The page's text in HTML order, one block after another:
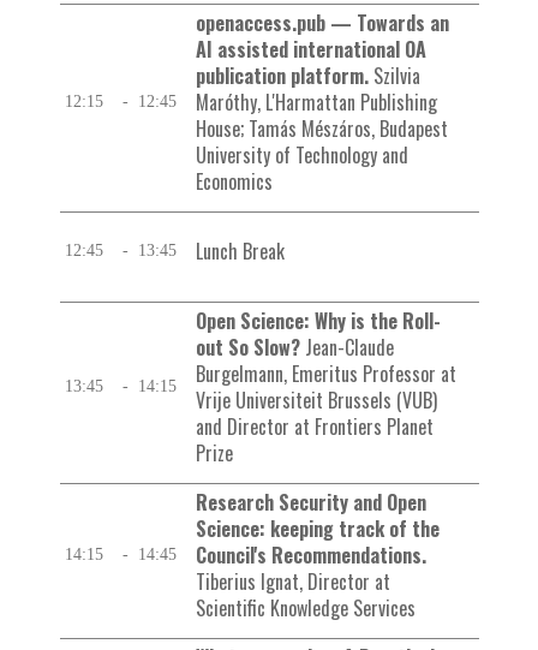
12:15 - 12:45
openaccess.pub — Towards an
AI assisted international OA
publication platform.Szilvia
Maróthy, L'Harmattan Publishing
House; Tamás Mészáros, Budapest
University of Technology and
Economics
12:45 - 13:45 Lunch Break
13:45 - 14:15
Open Science: Why is the Roll-
out So Slow?Jean-Claude
Burgelmann, Emeritus Professor at
Vrije Universiteit Brussels (VUB)
and Director at Frontiers Planet
Prize
14:15 - 14:45
Research Security and Open
Science: keeping track of the
Council's Recommendations.
Tiberius Ignat, Director at
Scientific Knowledge Services